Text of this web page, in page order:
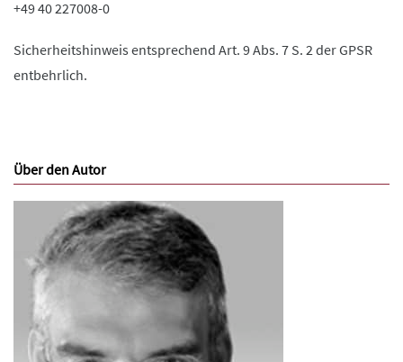
+49 40 227008-0
Sicherheitshinweis entsprechend Art. 9 Abs. 7 S. 2 der GPSR
entbehrlich.
Über den Autor